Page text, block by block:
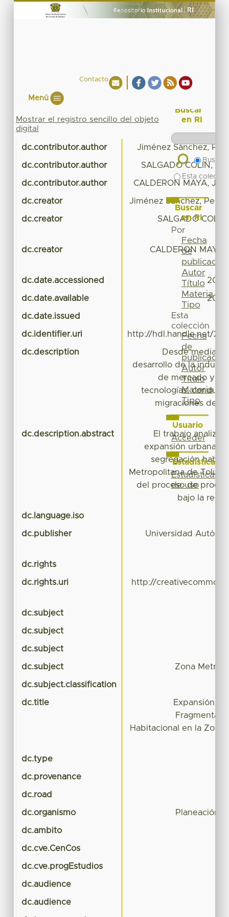
Contacto
Menú
Mostrar el registro sencillo del objeto
digital
dc.contributor.author Jiménez Sánchez,
dc.contributor.author SALGADO COLIN,
dc.contributor.author CALDERON MAYA,
dc.creator Jiménez Sánchez,
dc.creator SALGADO
dc.creator CALDERON MAYA,
dc.date.accessioned
dc.date.available
dc.date.issued
dc.identifier.uri http://hdl.handle.net/
dc.description
Desde
desarrollo de la
de mercado y la
tecnologías,
migraciones de
dc.description.abstract
El trabajo analiza
expansión urbana,
segregación
Metropolitana de
del proceso de
bajo la
dc.language.iso
dc.publisher Universidad
dc.rights
dc.rights.uri http://
dc.subject
dc.subject
dc.subject
dc.subject Zona
dc.subject.classification
dc.title
Expansión
Habitacional en la Zona
dc.type
dc.provenance
dc.road
dc.organismo Planeación
dc.ambito
dc.cve.CenCos
dc.cve.progEstudios
dc.audience
dc.audience
Buscar
en RI
Buscar
Esta
Buscar
en RI
Por
Fecha
de
publicación
Autor
Título
Materia
Tipo
Esta
colección
Fecha
de
publicación
Autor
Título
Materia
Tipo
Usuario
Acceder
Estadísticas
Estadísticas
de uso